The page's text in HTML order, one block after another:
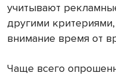
учитывают
другими
внимание время от
Чаще всего